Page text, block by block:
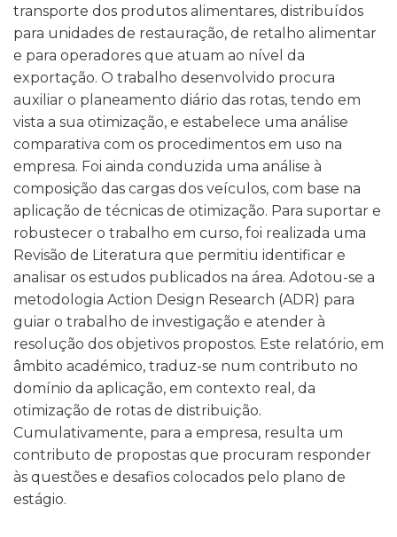
transporte dos produtos alimentares, distribuídos
para unidades de restauração, de retalho alimentar
e para operadores que atuam ao nível da
exportação. O trabalho desenvolvido procura
auxiliar o planeamento diário das rotas, tendo em
vista a sua otimização, e estabelece uma análise
comparativa com os procedimentos em uso na
empresa. Foi ainda conduzida uma análise à
composição das cargas dos veículos, com base na
aplicação de técnicas de otimização. Para suportar e
robustecer o trabalho em curso, foi realizada uma
Revisão de Literatura que permitiu identificar e
analisar os estudos publicados na área. Adotou-se a
metodologia Action Design Research (ADR) para
guiar o trabalho de investigação e atender à
resolução dos objetivos propostos. Este relatório, em
âmbito académico, traduz-se num contributo no
domínio da aplicação, em contexto real, da
otimização de rotas de distribuição.
Cumulativamente, para a empresa, resulta um
contributo de propostas que procuram responder
às questões e desafios colocados pelo plano de
estágio.